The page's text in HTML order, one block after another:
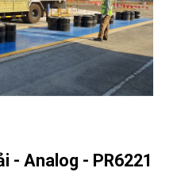
- Analog - PR6221